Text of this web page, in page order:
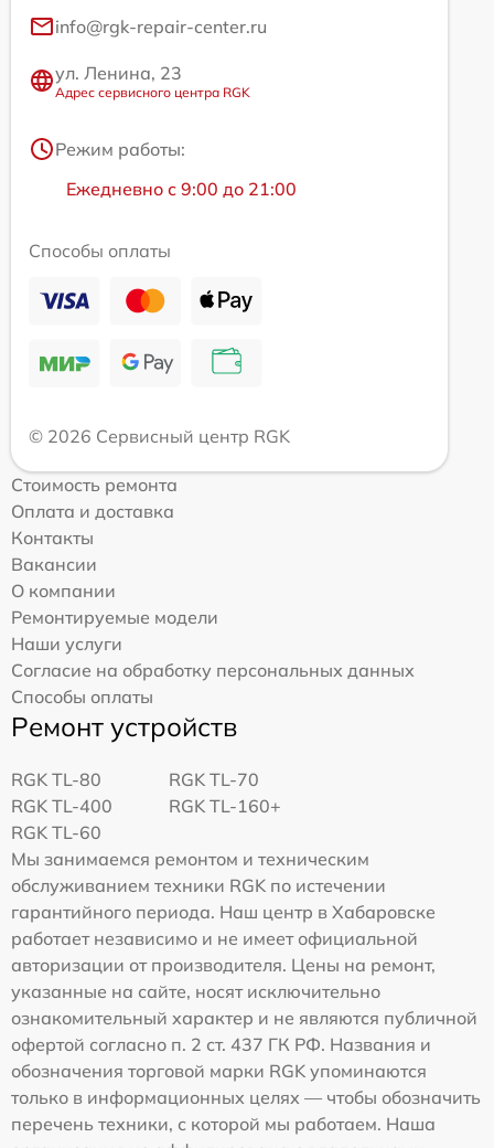
info@rgk-repair-center.ru
ул. Ленина, 23
Адрес сервисного центра RGK
Режим работы:
Ежедневно с 9:00 до 21:00
Способы оплаты
© 2026 Сервисный центр RGK
Стоимость ремонта
Оплата и доставка
Контакты
Вакансии
О компании
Ремонтируемые модели
Наши услуги
Согласие на обработку персональных данных
Способы оплаты
Ремонт устройств
RGK TL-80
RGK TL-70
RGK TL-400
RGK TL-160+
RGK TL-60
Мы занимаемся ремонтом и техническим
обслуживанием техники RGK по истечении
гарантийного периода. Наш центр в Хабаровске
работает независимо и не имеет официальной
авторизации от производителя. Цены на ремонт,
указанные на сайте, носят исключительно
ознакомительный характер и не являются публичной
офертой согласно п. 2 ст. 437 ГК РФ. Названия и
обозначения торговой марки RGK упоминаются
только в информационных целях — чтобы обозначить
перечень техники, с которой мы работаем. Наша